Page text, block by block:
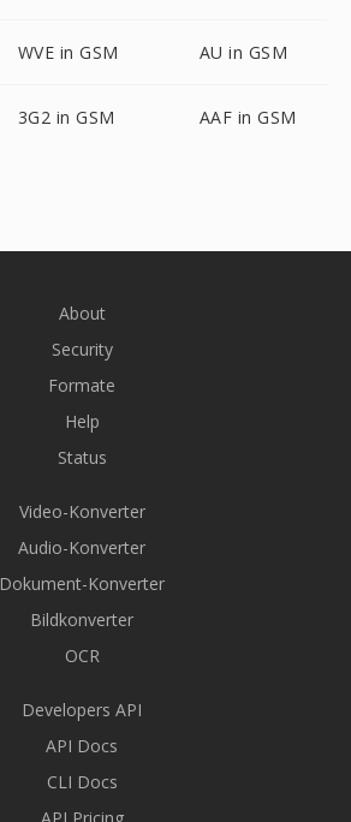
WVE in GSM AU in GSM
3G2 in GSM AAF in GSM
About
Security
Formate
Help
Status
Video-Konverter
Audio-Konverter
Dokument-Konverter
Bildkonverter
OCR
Developers API
API Docs
CLI Docs